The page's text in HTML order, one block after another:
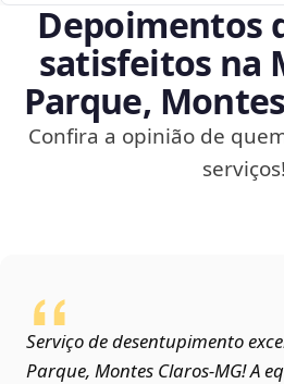
Depoimentos
satisfeitos na
Parque,
Confira a opinião de
serviços!
Serviço de desentupimento
Parque, Montes Claros‑MG! A